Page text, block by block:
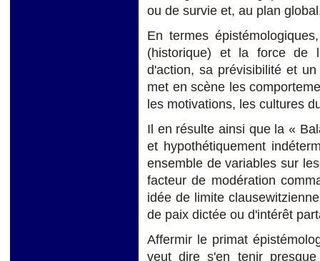
ou de survie et, au plan
En termes
(historique) et la force de
d'action, sa prévisibilité et
met en scène les
les motivations, les cultures
Il en résulte ainsi que la «
et hypothétiquement
ensemble de variables sur
facteur de modération
idée de limite
de paix dictée ou d'intérêt
Affermir le primat
veut dire s'en tenir